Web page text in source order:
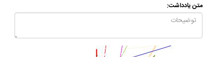
متن يادداشت: